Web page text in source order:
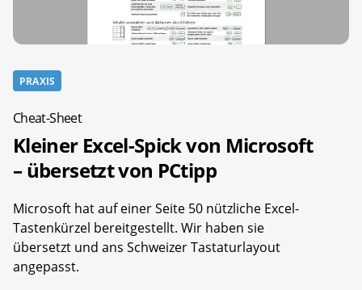
PRAXIS
Cheat-Sheet
Kleiner Excel-Spick von Microsoft
– übersetzt von PCtipp
Microsoft hat auf einer Seite 50 nützliche Excel-
Tastenkürzel bereitgestellt. Wir haben sie
übersetzt und ans Schweizer Tastaturlayout
angepasst.